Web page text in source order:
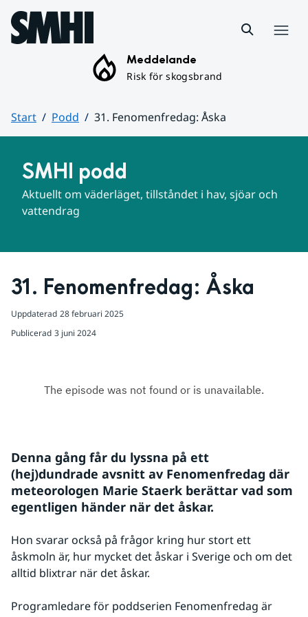
Hoppa till sidans innehåll
Meddelande
Risk för skogsbrand
Start Podd
31. Fenomenfredag: Åska
SMHI podd
Aktuellt om väderläget, tillståndet i hav, sjöar och
vattendrag
31. Fenomenfredag: Åska
Uppdaterad 28 februari 2025
Publicerad 3 juni 2024
Denna gång får du lyssna på ett
(hej)dundrade avsnitt av Fenomenfredag där
meteorologen Marie Staerk berättar vad som
egentligen händer när det åskar.
Hon svarar också på frågor kring hur stort ett
åskmoln är, hur mycket det åskar i Sverige och om det
alltid blixtrar när det åskar.
Programledare för poddserien Fenomenfredag är